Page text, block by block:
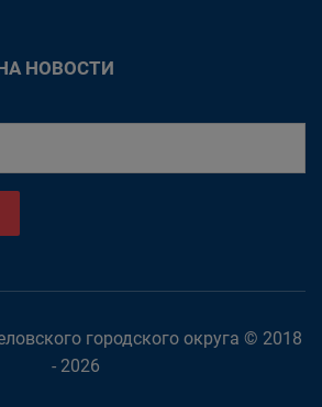
НОВОСТИ
городского округа © 2018
- 2026